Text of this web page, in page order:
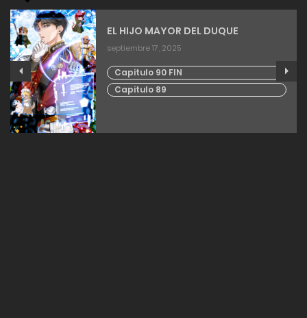
EL HIJO MAYOR DEL DUQUE
septiembre 17, 2025
Capitulo 90 FIN
Capitulo 89